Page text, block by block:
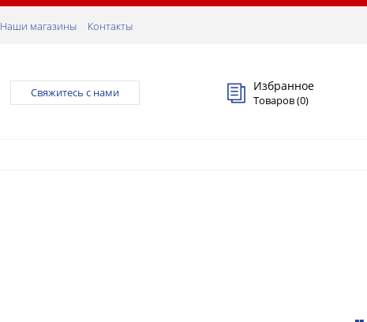
Наши магазины Контакты
Свяжитесь с нами Избранное
Товаров (0)